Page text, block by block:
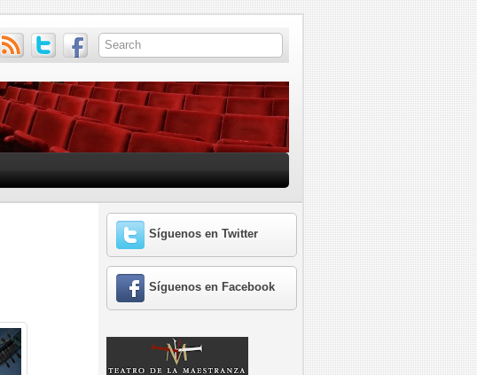
Síguenos en Twitter
Síguenos en Facebook